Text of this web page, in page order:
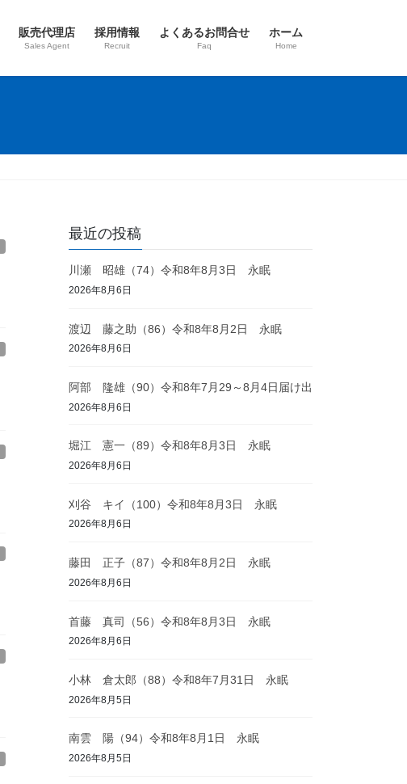
販売代理店
Sales Agent
採用情報
Recruit
よくあるお問合せ
Faq
ホーム
Home
最近の投稿
川瀬 昭雄（74）令和8年8月3日 永眠
2026年8月6日
渡辺 藤之助（86）令和8年8月2日 永眠
2026年8月6日
阿部 隆雄（90）令和8年7月29～8月4日届け出
2026年8月6日
堀江 憲一（89）令和8年8月3日 永眠
2026年8月6日
刈谷 キイ（100）令和8年8月3日 永眠
2026年8月6日
藤田 正子（87）令和8年8月2日 永眠
2026年8月6日
首藤 真司（56）令和8年8月3日 永眠
2026年8月6日
小林 倉太郎（88）令和8年7月31日 永眠
2026年8月5日
南雲 陽（94）令和8年8月1日 永眠
2026年8月5日